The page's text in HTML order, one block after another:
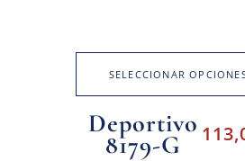
SELECCIONAR
Deportivo
8179-G